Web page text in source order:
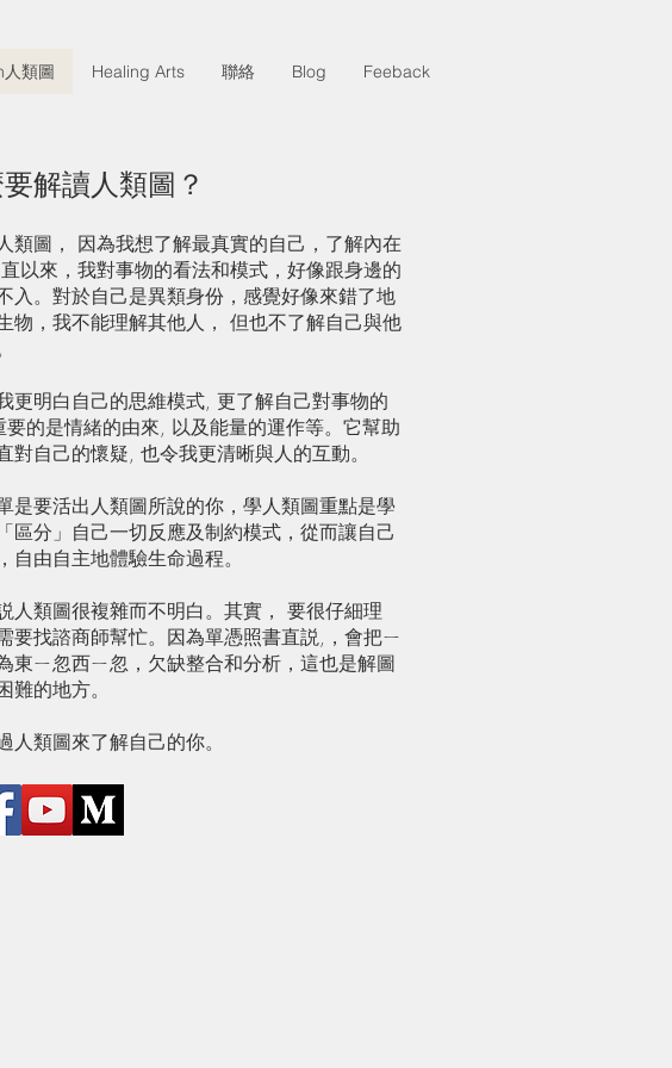
類圖 Healing Arts 聯絡 Blog Feeback
解讀人類圖？
類圖， 因為我想了解最真實的自己，了解內在
以來，我對事物的看法和模式，好像跟身邊的
入。對於自己是異類身份，感覺好像來錯了地
物，我不能理解其他人， 但也不了解自己與他
更明白自己的思維模式, 更了解自己對事物的
要的是情緒的由來, 以及能量的運作等。它幫助
對自己的懷疑, 也令我更清晰與人的互動。
是要活出人類圖所說的你，學人類圖重點是學
區分」自己一切反應及制約模式，從而讓自己
自由自主地體驗生命過程。
人類圖很複雜而不明白。其實， 要很仔細理
要找諮商師幫忙。因為單憑照書直説,，會把ㄧ
東ㄧ忽西ㄧ忽，欠缺整合和分析，這也是解圖
難的地方。
人類圖來了解自己的你。